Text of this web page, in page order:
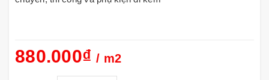
880.000₫/ m2